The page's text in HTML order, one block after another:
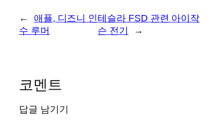
←
애플, 디즈니 인
수 루머
테슬라 FSD 관련 아이작
슨 전기
→
코멘트
답글 남기기